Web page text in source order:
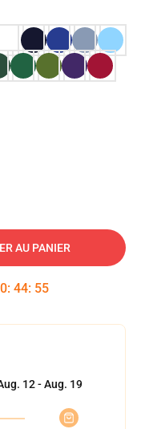
AU PANIER
: 44: 54
12 - Aug. 19